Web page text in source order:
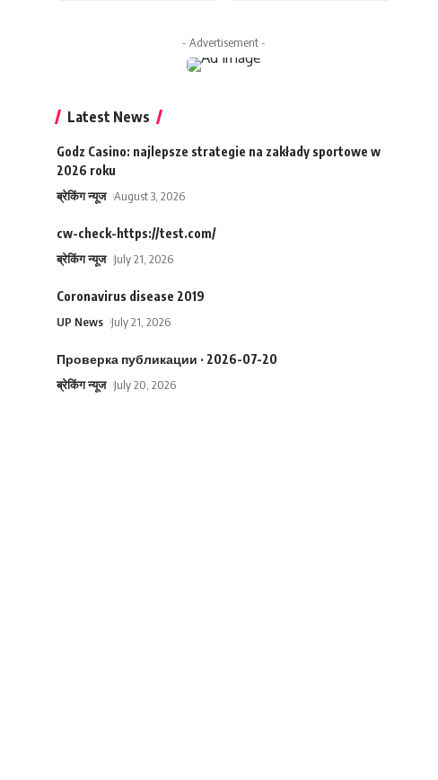
- Advertisement -
Latest News
Godz Casino: najlepsze strategie na zakłady sportowe w
2026 roku
ब्रेकिंग न्यूज August 3, 2026
cw-check-https://test.com/
ब्रेकिंग न्यूज July 21, 2026
Coronavirus disease 2019
UP News July 21, 2026
Проверка публикации · 2026-07-20
ब्रेकिंग न्यूज July 20, 2026